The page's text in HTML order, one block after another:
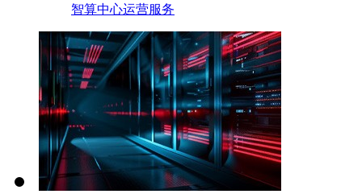
智算中心运营服务